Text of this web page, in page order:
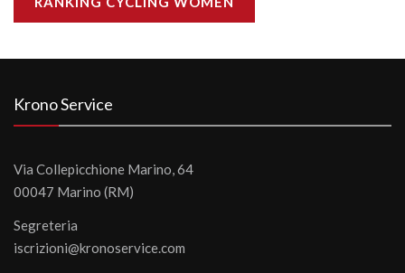
Krono Service
Via Collepicchione Marino, 64
00047 Marino (RM)
Segreteria
iscrizioni@kronoservice.com